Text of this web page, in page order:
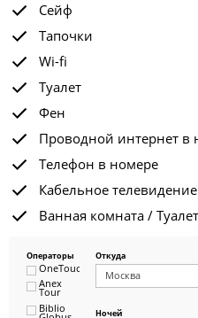
Сейф
Тапочки
Wi-fi
Туалет
Фен
Проводной интернет в
Телефон в номере
Кабельное телевидение
Ванная комната / Туалет
Операторы
OneTouch&Travel
Anex
Tour
Biblio
Откуда
Ночей